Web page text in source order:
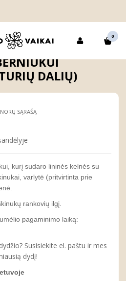
0
berniukui "Jokūbas" (keturių dalių)
KRIKŠTO
DALIŲ)
SĄRAŠĄ
kurį sudaro lininės kelnės su
varlytė (pritvirtinta prie
rankovių ilgį.
pagaminimo laiką:
Susisiekite el. paštu ir mes
dydį!